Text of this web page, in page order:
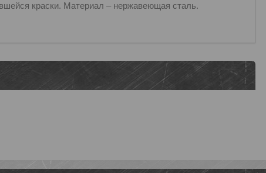
краски. Материал – нержавеющая сталь.